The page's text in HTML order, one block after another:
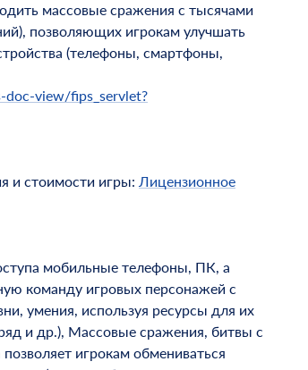
массовые сражения с тысячами
позволяющих игрокам улучшать
(телефоны, смартфоны,
view/fips_servlet?
и стоимости игры: Лицензионное
мобильные телефоны, ПК, а
команду игровых персонажей с
умения, используя ресурсы для их
и др.), Массовые сражения, битвы с
игрокам обмениваться